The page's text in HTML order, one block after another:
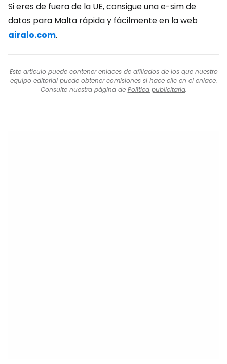
Si eres de fuera de la UE, consigue una e-sim de
datos para Malta rápida y fácilmente en la web
airalo.com.
Este artículo puede contener enlaces de afiliados de los que nuestro
equipo editorial puede obtener comisiones si hace clic en el enlace.
Consulte nuestra página de Política publicitaria.